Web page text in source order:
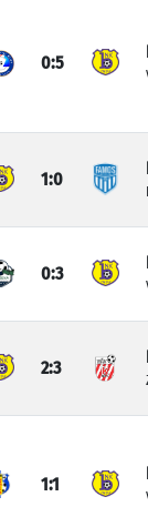
0:5
1:0
0:3
2:3
1:1